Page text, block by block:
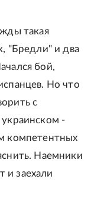
такая
"Бредли" и два
бой,
Но что
с
-
компетентных
Наемники
и заехали